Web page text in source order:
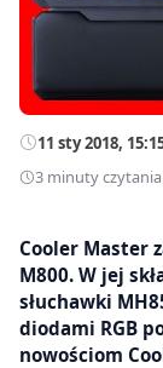
11 sty 2018,
3 minuty czytania
Cooler Master
M800. W jej
słuchawki
diodami RGB
nowościom